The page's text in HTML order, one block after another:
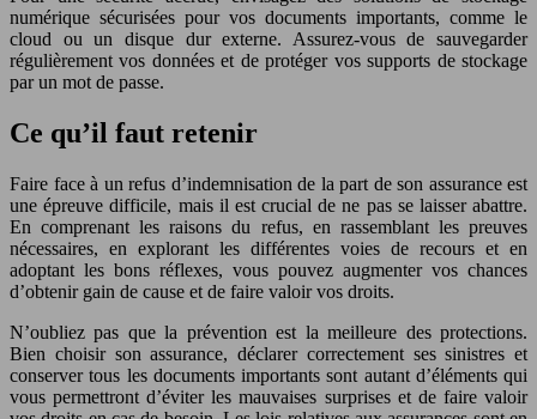
numérique sécurisées pour vos documents importants, comme le
cloud ou un disque dur externe. Assurez-vous de sauvegarder
régulièrement vos données et de protéger vos supports de stockage
par un mot de passe.
Ce qu’il faut retenir
Faire face à un refus d’indemnisation de la part de son assurance est
une épreuve difficile, mais il est crucial de ne pas se laisser abattre.
En comprenant les raisons du refus, en rassemblant les preuves
nécessaires, en explorant les différentes voies de recours et en
adoptant les bons réflexes, vous pouvez augmenter vos chances
d’obtenir gain de cause et de faire valoir vos droits.
N’oubliez pas que la prévention est la meilleure des protections.
Bien choisir son assurance, déclarer correctement ses sinistres et
conserver tous les documents importants sont autant d’éléments qui
vous permettront d’éviter les mauvaises surprises et de faire valoir